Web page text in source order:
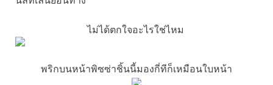
ไม่ได้ตกใจอะไรใช่ไหม
พริกบนหน้าพิซซ่าชิ้นนี้มองกี่ทีก็เหมือนใบหน้า